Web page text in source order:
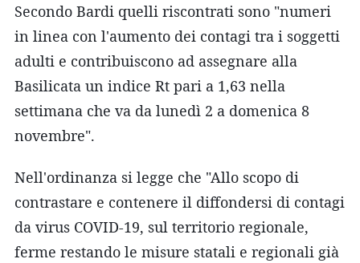
Secondo Bardi quelli riscontrati sono "numeri
in linea con l'aumento dei contagi tra i soggetti
adulti e contribuiscono ad assegnare alla
Basilicata un indice Rt pari a 1,63 nella
settimana che va da lunedì 2 a domenica 8
novembre".
Nell'ordinanza si legge che "Allo scopo di
contrastare e contenere il diffondersi di contagi
da virus COVID-19, sul territorio regionale,
ferme restando le misure statali e regionali già